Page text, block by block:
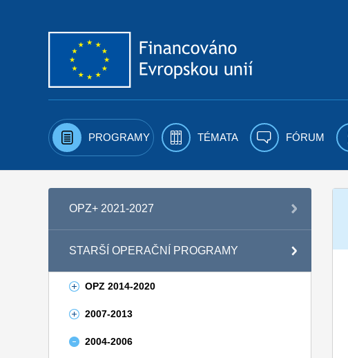
PROGRAMY TÉMATA FÓRUM
OPZ+ 2021-2027
STARŠÍ OPERAČNÍ PROGRAMY
OPZ 2014-2020
2007-2013
2004-2006